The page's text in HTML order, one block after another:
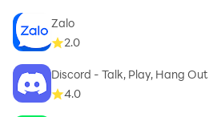
Zalo
2.0
Discord - Talk, Play, Hang Out
4.0